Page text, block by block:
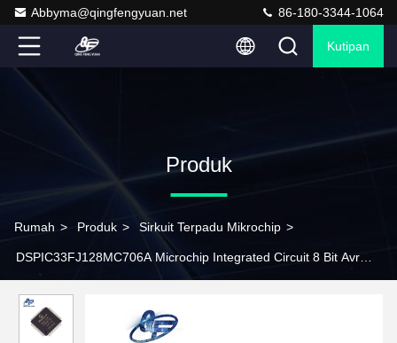
Abbyma@qingfengyuan.net 86-180-3344-1064
Kutipan
Produk
Rumah > Produk > Sirkuit Terpadu Mikrochip >
DSPIC33FJ128MC706A Microchip Integrated Circuit 8 Bit Avr